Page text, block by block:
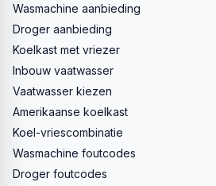
Wasmachine aanbieding
Droger aanbieding
Koelkast met vriezer
Inbouw vaatwasser
Vaatwasser kiezen
Amerikaanse koelkast
Koel-vriescombinatie
Wasmachine foutcodes
Droger foutcodes